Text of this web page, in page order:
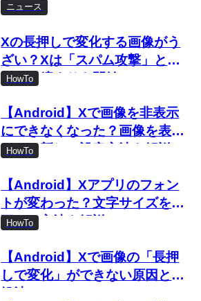
ニュース
Xの長押しで変化する画像がう
ざい？Xは「スパム攻撃」とし
て取り締まりを開始
HowTo
【Android】Xで画像を非表示
にできなくなった？画像を表示
しない新しい設定方法を解説
HowTo
【Android】Xアプリのフォン
トが変わった？文字サイズを変
更する方法を解説
HowTo
【Android】Xで画像の「長押
しで変化」ができない原因と対